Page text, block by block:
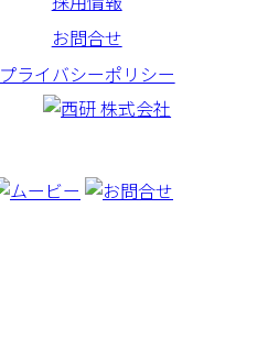
お問合せ
プライバシーポリシー